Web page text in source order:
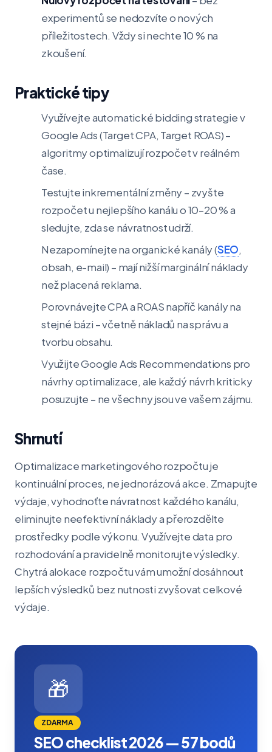
experimentů se nedozvíte o nových
příležitostech. Vždy si nechte 10 % na
zkoušení.
Praktické tipy
Využívejte automatické bidding strategie v
Google Ads (Target CPA, Target ROAS) –
algoritmy optimalizují rozpočet v reálném
čase.
Testujte inkrementální změny – zvyšte
rozpočet u nejlepšího kanálu o 10–20 % a
sledujte, zda se návratnost udrží.
Nezapomínejte na organické kanály (SEO,
obsah, e-mail) – mají nižší marginální náklady
než placená reklama.
Porovnávejte CPA a ROAS napříč kanály na
stejné bázi – včetně nákladů na správu a
tvorbu obsahu.
Využijte Google Ads Recommendations pro
návrhy optimalizace, ale každý návrh kriticky
posuzujte – ne všechny jsou ve vašem zájmu.
Shrnutí
Optimalizace marketingového rozpočtu je
kontinuální proces, ne jednorázová akce. Zmapujte
výdaje, vyhodnoťte návratnost každého kanálu,
eliminujte neefektivní náklady a přerozdělte
prostředky podle výkonu. Využívejte data pro
rozhodování a pravidelně monitorujte výsledky.
Chytrá alokace rozpočtu vám umožní dosáhnout
lepších výsledků bez nutnosti zvyšovat celkové
výdaje.
🎁
ZDARMA
SEO checklist 2026 — 57 bodů